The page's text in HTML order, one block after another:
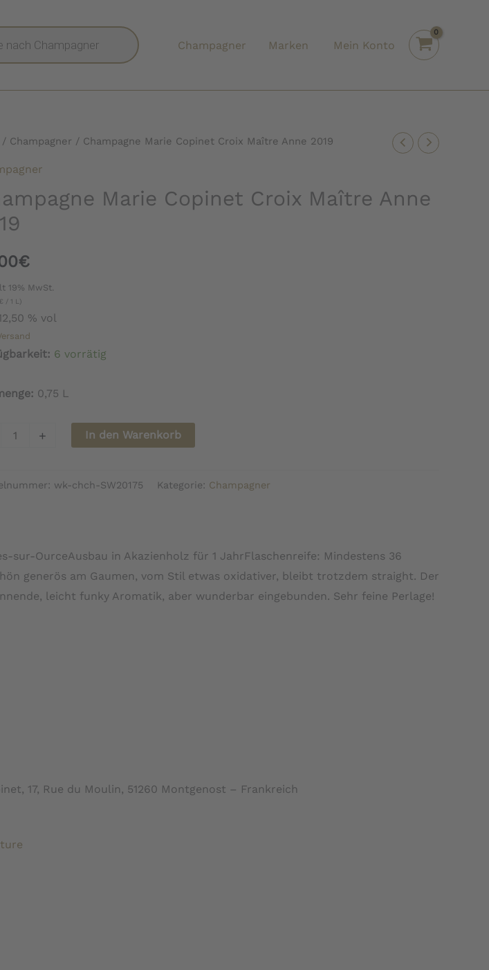
Champagner Marken Mein Konto
/ Champagner / Champagne Marie Copinet Croix Maître Anne 2019
Marie Copinet Croix Maître Anne
€
19% MwSt.
€ / 1 L)
% vol
6 vorrätig
0,75 L
+ In den Warenkorb
wk-chch-SW20175 Kategorie: Champagner
sur-OurceAusbau in Akazienholz für 1 JahrFlaschenreife: Mindestens 36
generös am Gaumen, vom Stil etwas oxidativer, bleibt trotzdem straight. Der
leicht funky Aromatik, aber wunderbar eingebunden. Sehr feine Perlage!
17, Rue du Moulin, 51260 Montgenost – Frankreich